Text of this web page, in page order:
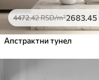
8166.674900.00RSD/
4472.42RSD/m²2683.45
Апстрактни тунел